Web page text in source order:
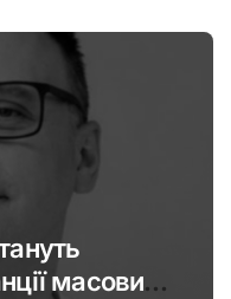
масовими